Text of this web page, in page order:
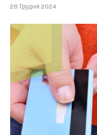
28 Грудня 2024